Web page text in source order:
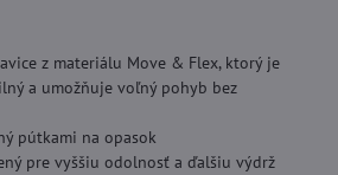
z materiálu Move & Flex, ktorý je
a umožňuje voľný pohyb bez
pútkami na opasok
pre vyššiu odolnosť a ďalšiu výdrž